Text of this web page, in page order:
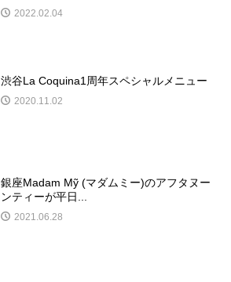
2022.02.04
渋谷La Coquina1周年スペシャルメニュー
2020.11.02
銀座Madam Mỹ (マダムミー)のアフタヌー
ンティーが平日...
2021.06.28